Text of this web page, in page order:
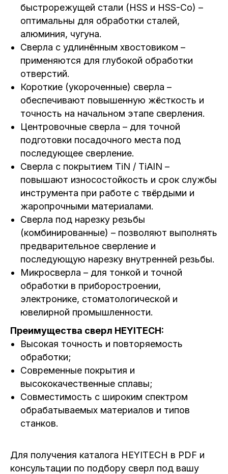
быстрорежущей стали (HSS и HSS-Co) –
оптимальны для обработки сталей,
алюминия, чугуна.
Сверла с удлинённым хвостовиком –
применяются для глубокой обработки
отверстий.
Короткие (укороченные) сверла –
обеспечивают повышенную жёсткость и
точность на начальном этапе сверления.
Центровочные сверла – для точной
подготовки посадочного места под
последующее сверление.
Сверла с покрытием TiN / TiAlN –
повышают износостойкость и срок службы
инструмента при работе с твёрдыми и
жаропрочными материалами.
Сверла под нарезку резьбы
(комбинированные) – позволяют выполнять
предварительное сверление и
последующую нарезку внутренней резьбы.
Микросверла – для тонкой и точной
обработки в приборостроении,
электронике, стоматологической и
ювелирной промышленности.
Преимущества сверл HEYITECH:
Высокая точность и повторяемость
обработки;
Современные покрытия и
высококачественные сплавы;
Совместимость с широким спектром
обрабатываемых материалов и типов
станков.
Для получения каталога HEYITECH в PDF и
консультации по подбору сверл под вашу